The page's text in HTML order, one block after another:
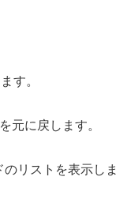
す。
元に戻します。
リストを表示しま